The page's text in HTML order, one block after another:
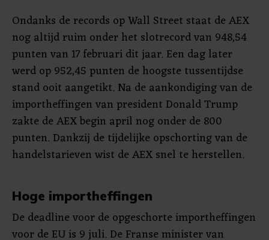
Ondanks de records op Wall Street staat de AEX
nog altijd ruim onder het slotrecord van 948,54
punten van 17 februari dit jaar. Een dag later
werd op 952,45 punten de hoogste tussentijdse
stand ooit aangetikt. Na de aankondiging van de
importheffingen van president Donald Trump
zakte de AEX begin april nog onder de 800
punten. Dankzij de tijdelijke opschorting van de
handelstarieven wist de AEX snel te herstellen.
Hoge importheffingen
De deadline voor de opgeschorte importheffingen
voor de EU is 9 juli. De Franse minister van